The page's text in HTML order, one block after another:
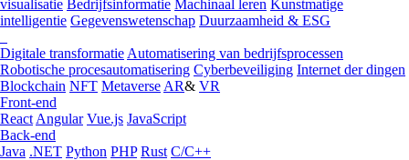
visualisatie Bedrijfsinformatie Machinaal leren Kunstmatige
intelligentie Gegevenswetenschap Duurzaamheid & ESG
Digitale transformatie Automatisering van bedrijfsprocessen
Robotische procesautomatisering Cyberbeveiliging Internet der dingen
Blockchain NFT Metaverse AR& VR
Front-end
React Angular Vue.js JavaScript
Back-end
Java .NET Python PHP Rust C/C++